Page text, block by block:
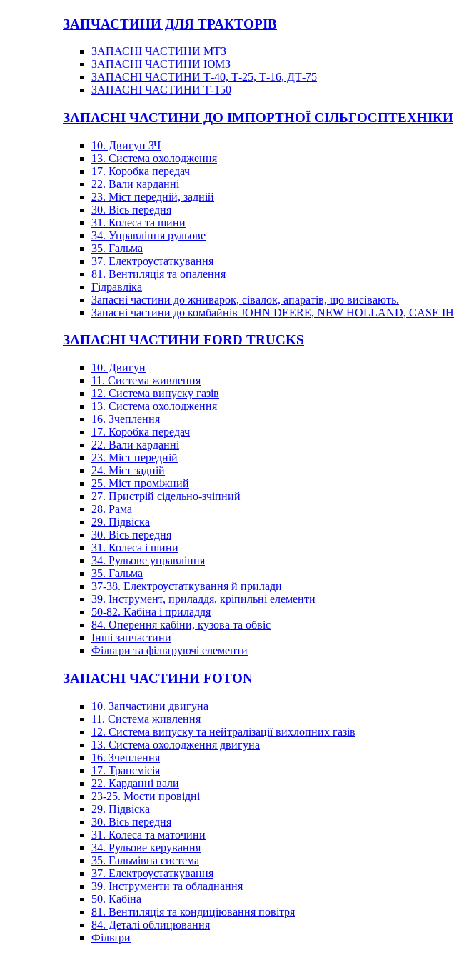
ЗАПЧАСТИНИ ДЛЯ ТРАКТОРІВ
ЗАПАСНІ ЧАСТИНИ МТЗ
ЗАПАСНІ ЧАСТИНИ ЮМЗ
ЗАПАСНІ ЧАСТИНИ Т-40, Т-25, Т-16, ДТ-75
ЗАПАСНІ ЧАСТИНИ Т-150
ЗАПАСНІ ЧАСТИНИ ДО ІМПОРТНОЇ СІЛЬГОСПТЕХНІКИ
10. Двигун ЗЧ
13. Система охолодження
17. Коробка передач
22. Вали карданні
23. Міст передній, задній
30. Вісь передня
31. Колеса та шини
34. Управління рульове
35. Гальма
37. Електроустаткування
81. Вентиляція та опалення
Гідравліка
Запасні частини до жниварок, сівалок, апаратів, що висівають.
Запасні частини до комбайнів JOHN DEERE, NEW HOLLAND, CASE IH
ЗАПАСНІ ЧАСТИНИ FORD TRUCKS
10. Двигун
11. Система живлення
12. Система випуску газів
13. Система охолодження
16. Зчеплення
17. Коробка передач
22. Вали карданні
23. Міст передній
24. Міст задній
25. Міст проміжний
27. Пристрій сідельно-зчіпний
28. Рама
29. Підвіска
30. Вісь передня
31. Колеса і шини
34. Рульове управління
35. Гальма
37-38. Електроустаткування й прилади
39. Інструмент, приладдя, кріпильні елементи
50-82. Кабіна і приладдя
84. Оперення кабіни, кузова та обвіс
Інші запчастини
Фільтри та фільтруючі елементи
ЗАПАСНІ ЧАСТИНИ FOTON
10. Запчастини двигуна
11. Система живлення
12. Система випуску та нейтралізації вихлопних газів
13. Система охолодження двигуна
16. Зчеплення
17. Трансмісія
22. Карданні вали
23-25. Мости провідні
29. Підвіска
30. Вісь передня
31. Колеса та маточини
34. Рульове керування
35. Гальмівна система
37. Електроустаткування
39. Інструменти та обладнання
50. Кабіна
81. Вентиляція та кондиціювання повітря
84. Деталі облицювання
Фільтри